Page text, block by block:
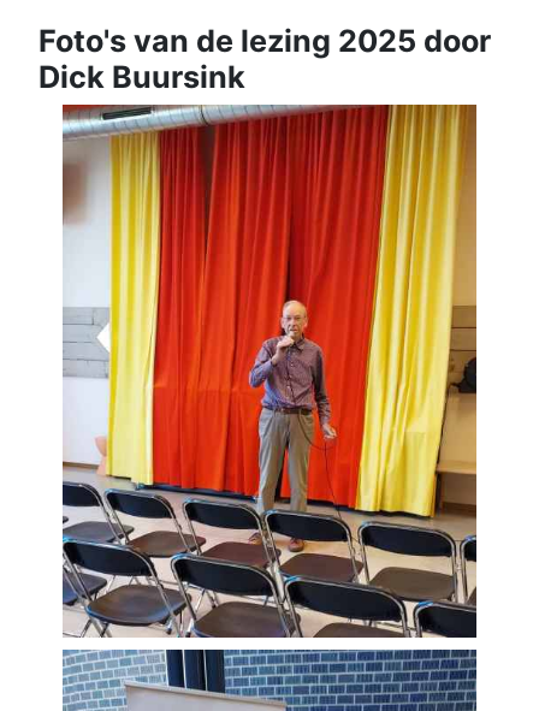
Foto's van de lezing 2025 door
Dick Buursink